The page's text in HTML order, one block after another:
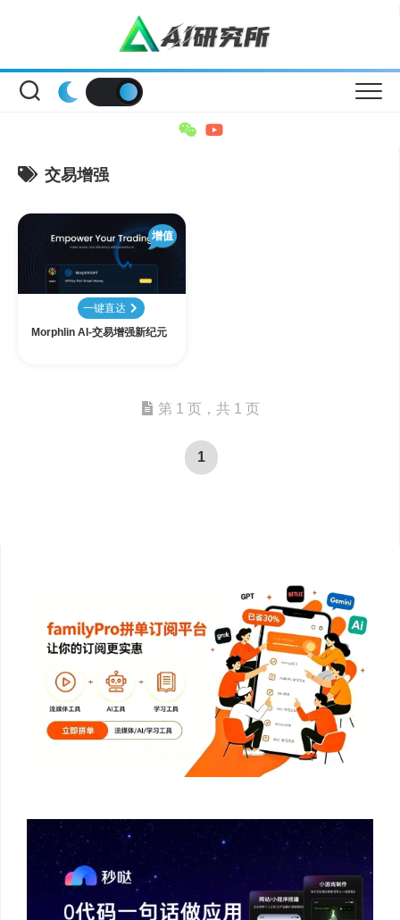
交易增强
增值
一键直达
Morphlin AI-交易增强新纪元
第 1 页，共 1 页
1